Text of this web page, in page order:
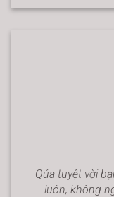
Qúa tuyệt vời
luôn, không